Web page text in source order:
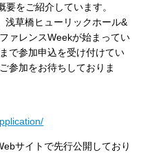
をご紹介しています。
浅草橋ヒューリックホール&
ァレンスWeekが始まってい
で参加申込を受け付けてい
参加をお待ちしておりま
サイトで先行公開しており